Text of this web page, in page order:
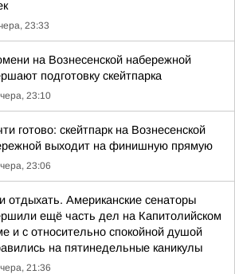
23:33
на Вознесенской набережной
подготовку скейтпарка
23:10
готово: скейтпарк на Вознесенской
выходит на финишную прямую
23:06
отдыхать. Американские сенаторы
ещё часть дел на Капитолийском
и с относительно спокойной душой
на пятинедельные каникулы
21:36